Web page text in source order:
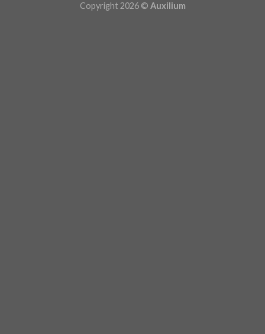
Copyright 2026 © Auxilium